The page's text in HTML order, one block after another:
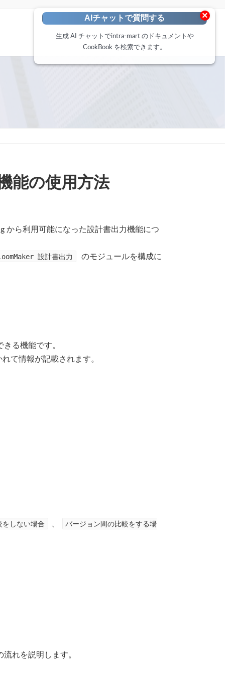
AIチャットで質問する
生成 AI チャットでintra-mart のドキュメントや
CookBook を検索できます。
×
能の使用方法
から利用可能になった設計書出力機能につ
設計書出力 のモジュールを構成に
る機能です。
て情報が記載されます。
をしない場合 バージョン間の比較をする場
れを説明します。